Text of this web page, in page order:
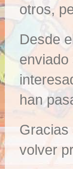
otros,
Desde
han
Gracias
volver